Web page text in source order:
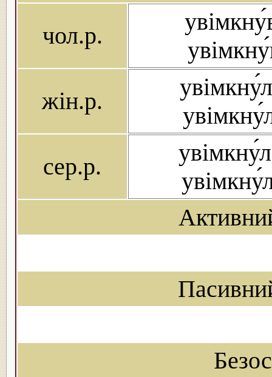
чол.р.
жін.р.
сер.р.